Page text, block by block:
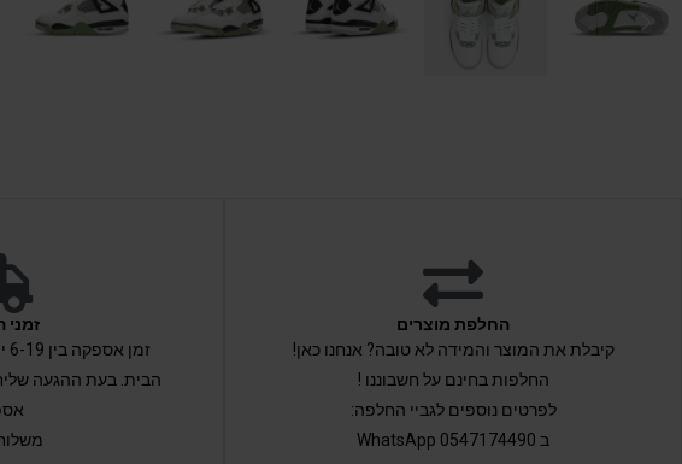
החלפת מוצרים
קיבלת את המוצר והמידה לא טובה? אנחנו כאן!
החלפות בחינם על חשבוננו !
לפרטים נוספים לגביי החלפה:
ב 0547174490 WhatsApp
הבית. בעת ההגעה